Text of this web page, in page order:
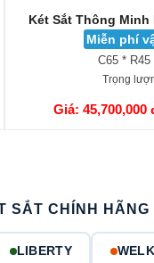
Két Sắt Thông Minh
Miễn phí
C65 *
Trọng
Giá: 45,700,000
GIỎ HÀNG
SẮT CHÍNH HÃNG
LIBERTY